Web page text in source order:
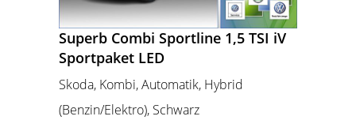
Superb Combi Sportline 1,5 TSI iV
Sportpaket LED
Skoda, Kombi, Automatik, Hybrid
(Benzin/Elektro), Schwarz